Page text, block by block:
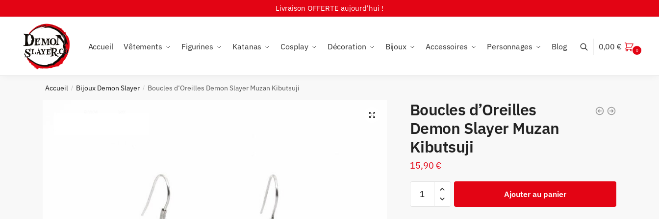
to
navigation
to
Livraison OFFERTE aujourd'hui !
Accueil Vêtements Figurines Katanas Cosplay Décoration Bijoux Accessoires Personnages Blog 0,00 € 0
Accueil / Bijoux Demon Slayer / Boucles d’Oreilles Demon Slayer Muzan Kibutsuji
🔍
Boucles d’Oreilles
Demon Slayer Muzan
Kibutsuji
15,90 €
Ajouter au panier